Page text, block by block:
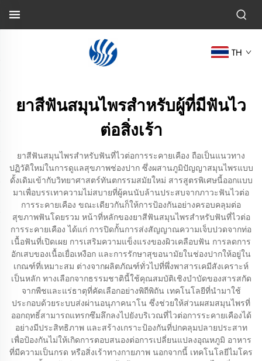
TH
ยาสีฟันสมุนไพรสำหรับผู้ที่มีฟันไว
ต่อสิ่งเร้า
ยาสีฟันสมุนไพรสำหรับฟันที่ไวต่อการระคายเคือง ถือเป็นแนวทาง
ปฏิวัติใหม่ในการดูแลสุขภาพช่องปาก ซึ่งผสานภูมิปัญญาสมุนไพรแบบ
ดั้งเดิมเข้ากับวิทยาศาสตร์ทันตกรรมสมัยใหม่ สารสูตรพิเศษนี้ออกแบบ
มาเพื่อบรรเทาความไม่สบายที่ผู้คนนับล้านประสบจากภาวะฟันไวต่อ
การระคายเคือง ขณะเดียวกันก็ให้การป้องกันอย่างครอบคลุมต่อ
สุขภาพฟันโดยรวม หน้าที่หลักของยาสีฟันสมุนไพรสำหรับฟันที่ไวต่อ
การระคายเคือง ได้แก่ การปิดกั้นการส่งสัญญาณความเจ็บปวดจากท่อ
เนื้อฟันที่เปิดเผย การเสริมความแข็งแรงของผิวเคลือบฟัน การลดการ
อักเสบของเนื้อเยื่อเหงือก และการรักษาสุขอนามัยในช่องปากให้อยู่ใน
เกณฑ์ที่เหมาะสม ต่างจากผลิตภัณฑ์ทั่วไปที่พึ่งพาสารเคมีสังเคราะห์
เป็นหลัก ทางเลือกจากธรรมชาตินี้ใช้คุณสมบัติเชิงบำบัดของสารสกัด
จากพืชและแร่ธาตุที่คัดเลือกอย่างพิถีพิถัน เทคโนโลยีที่นำมาใช้
ประกอบด้วยระบบส่งผ่านอนุภาคนาโน ซึ่งช่วยให้ส่วนผสมสมุนไพรที่
ออกฤทธิ์สามารถแทรกซึมลึกลงไปยังบริเวณที่ไวต่อการระคายเคืองได้
อย่างมีประสิทธิภาพ และสร้างเกราะป้องกันที่ปกคลุมปลายประสาท
เพื่อป้องกันไม่ให้เกิดการตอบสนองต่อการเปลี่ยนแปลงอุณหภูมิ อาหาร
ที่มีความเป็นกรด หรือสิ่งเร้าทางกายภาพ นอกจากนี้ เทคโนโลยีไมโคร